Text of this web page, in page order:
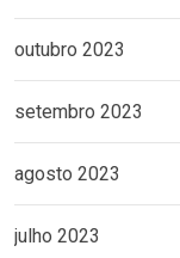
outubro 2023
setembro 2023
agosto 2023
julho 2023